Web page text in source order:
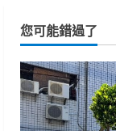
您可能錯過了